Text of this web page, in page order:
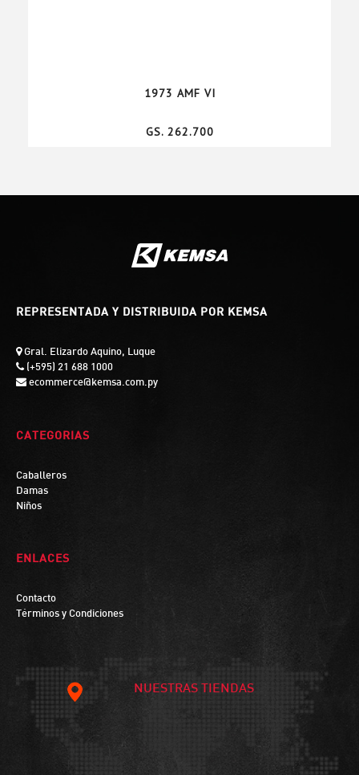
1973 AMF VI
GS. 262.700
REPRESENTADA Y DISTRIBUIDA POR KEMSA
Gral. Elizardo Aquino, Luque
(+595) 21 688 1000
ecommerce@kemsa.com.py
CATEGORIAS
Caballeros
Damas
Niños
ENLACES
Contacto
Términos y Condiciones
NUESTRAS TIENDAS